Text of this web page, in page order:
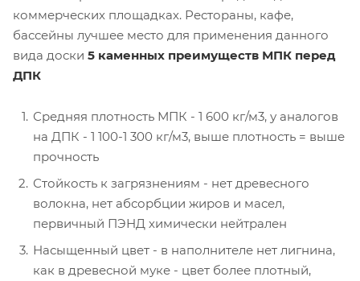
коммерческих площадках. Рестораны, кафе,
бассейны лучшее место для применения данного
вида доски 5 каменных преимуществ МПК перед
ДПК
Средняя плотность МПК - 1 600 кг/м3, у аналогов
на ДПК - 1 100-1 300 кг/м3, выше плотность = выше
прочность
Стойкость к загрязнениям - нет древесного
волокна, нет абсорбции жиров и масел,
первичный ПЭНД химически нейтрален
Насыщенный цвет - в наполнителе нет лигнина,
как в древесной муке - цвет более плотный,